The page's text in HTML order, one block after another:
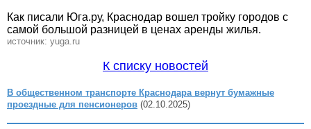
Как писали Юга.ру, Краснодар вошел тройку городов с
самой большой разницей в ценах аренды жилья.
источник: yuga.ru
К списку новостей
В общественном транспорте Краснодара вернут бумажные
проездные для пенсионеров (02.10.2025)